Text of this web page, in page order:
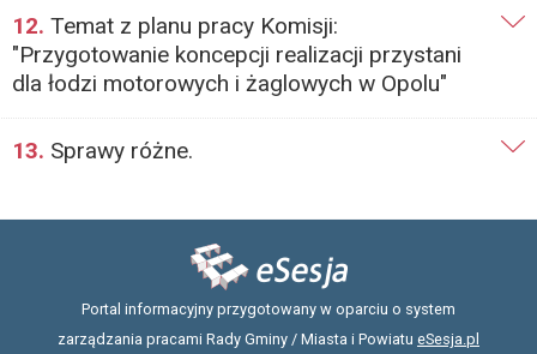
12. Temat z planu pracy Komisji:
"Przygotowanie koncepcji realizacji przystani
dla łodzi motorowych i żaglowych w Opolu"
13. Sprawy różne.
Portal informacyjny przygotowany w oparciu o system
zarządzania pracami Rady Gminy / Miasta i Powiatu eSesja.pl